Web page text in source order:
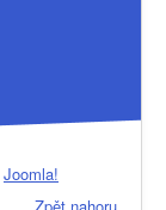
Joomla!
Zpět nahoru